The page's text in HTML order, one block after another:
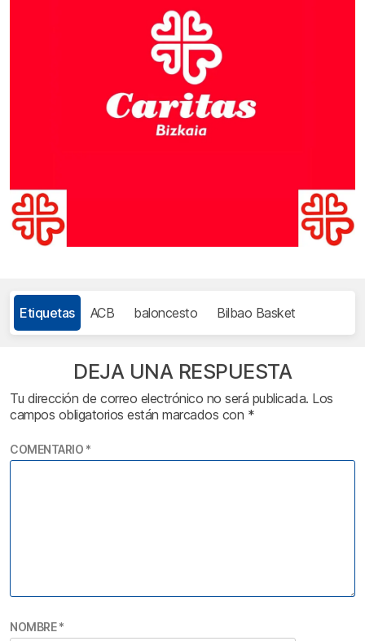
Etiquetas ACB baloncesto Bilbao Basket
DEJA UNA RESPUESTA
Tu dirección de correo electrónico no será publicada. Los
campos obligatorios están marcados con *
COMENTARIO *
NOMBRE*